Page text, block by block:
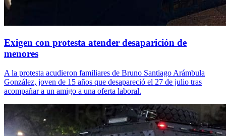
Exigen con protesta atender desaparición de
menores
A la protesta acudieron familiares de Bruno Santiago Arámbula
González, joven de 15 años que desapareció el 27 de julio tras
acompañar a un amigo a una oferta laboral.